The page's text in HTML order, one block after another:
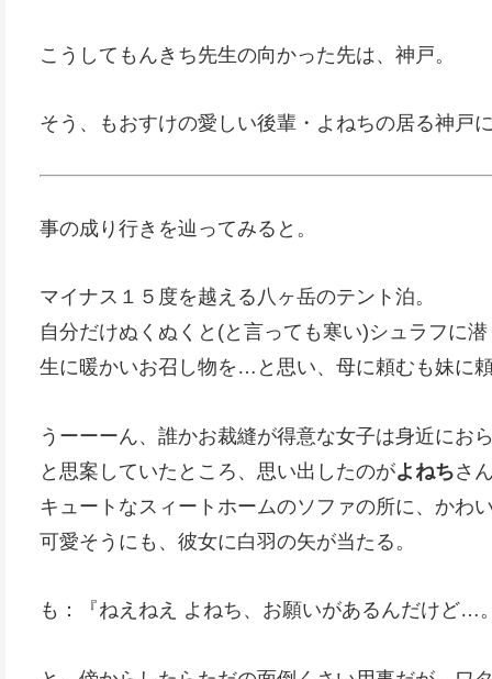
こうしてもんきち先生の向かった先は、神戸。
そう、もおすけの愛しい後輩・よねちの居る神戸
事の成り行きを辿ってみると。
マイナス１５度を越える八ヶ岳のテント泊。
自分だけぬくぬくと(と言っても寒い)シュラフに
生に暖かいお召し物を…と思い、母に頼むも妹に
うーーーん、誰かお裁縫が得意な女子は身近にお
と思案していたところ、思い出したのがよねちさ
キュートなスィートホームのソファの所に、かわ
可愛そうにも、彼女に白羽の矢が当たる。
も：『ねえねえ よねち、お願いがあるんだけど…